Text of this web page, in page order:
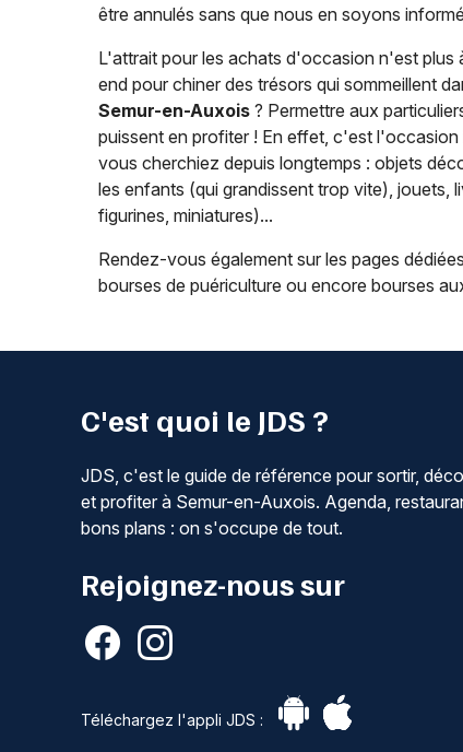
être annulés sans que nous en soyons
L'attrait pour les achats d'occasion n'est
end pour chiner des trésors qui sommeillent
Semur-en-Auxois ? Permettre aux
puissent en profiter ! En effet, c'est
vous cherchiez depuis longtemps : objets
les enfants (qui grandissent trop vite), jouets,
figurines, miniatures)...
Rendez-vous également sur les pages
bourses de puériculture ou encore bourses
C'est quoi le JDS ?
JDS, c'est le guide de référence pour sortir,
et profiter à Semur-en-Auxois. Agenda,
bons plans : on s'occupe de tout.
Rejoignez-nous sur
Téléchargez l'appli JDS :